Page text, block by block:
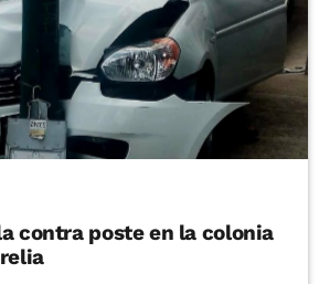
contra poste en la colonia